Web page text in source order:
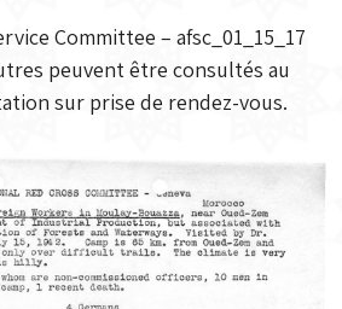
Committee – afsc_01_15_17
peuvent être consultés au
sur prise de rendez-vous.